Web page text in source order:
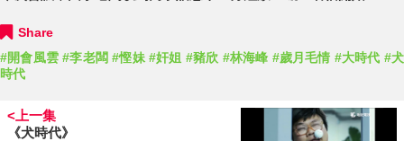
Share
#開會風雲 #李老闆 #慳妹 #奸姐 #豬欣 #林海峰 #歲月毛情 #大時代 #犬
時代
<上一集
《犬時代》